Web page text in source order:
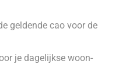
geldende cao voor de
je dagelijkse woon-